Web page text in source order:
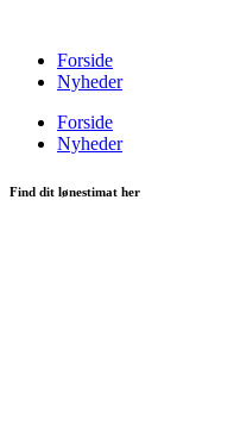
indholdForside
Nyheder
Forside
Nyheder
Find dit lønestimat her